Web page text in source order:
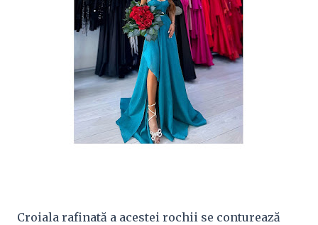
Croiala rafinată a acestei rochii se conturează